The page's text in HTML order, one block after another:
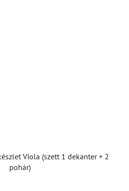
Viola (szett 1 dekanter + 2
pohár)